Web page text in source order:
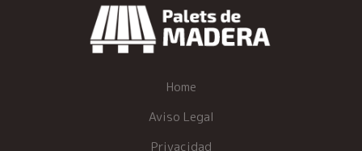
Home
Aviso Legal
Privacidad